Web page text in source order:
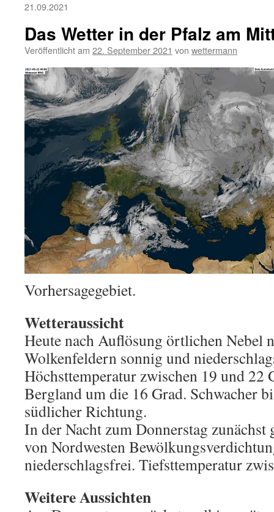
21.09.2021
Das Wetter in der Pfalz am
Veröffentlicht am 22. September 2021 von wettermann
Vorhersagegebiet.
Wetteraussicht
Heute nach Auflösung örtlichen Nebel
Wolkenfeldern sonnig und
Höchsttemperatur zwischen 19 und 22
Bergland um die 16 Grad. Schwacher
südlicher Richtung.
In der Nacht zum Donnerstag zunächst
von Nordwesten
niederschlagsfrei. Tiefsttemperatur
Weitere Aussichten